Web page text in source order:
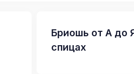
Бриошь от А до
спицах